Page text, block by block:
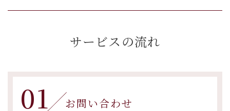
サービスの流れ
01 お問い合わせ